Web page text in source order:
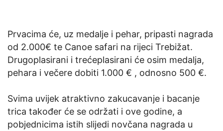
Prvacima će, uz medalje i pehar, pripasti nagrada
od 2.000€ te Canoe safari na rijeci Trebižat.
Drugoplasirani i trećeplasirani će osim medalja,
pehara i večere dobiti 1.000 € , odnosno 500 €.
Svima uvijek atraktivno zakucavanje i bacanje
trica također će se održati i ove godine, a
pobjednicima istih slijedi novčana nagrada u